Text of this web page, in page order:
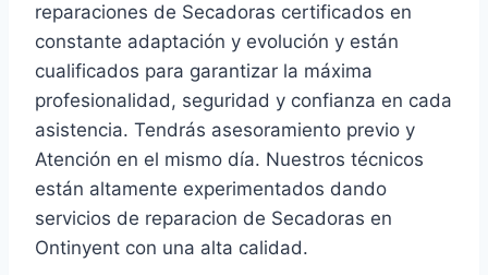
reparaciones de Secadoras certificados en
constante adaptación y evolución y están
cualificados para garantizar la máxima
profesionalidad, seguridad y confianza en cada
asistencia. Tendrás asesoramiento previo y
Atención en el mismo día. Nuestros técnicos
están altamente experimentados dando
servicios de reparacion de Secadoras en
Ontinyent con una alta calidad.